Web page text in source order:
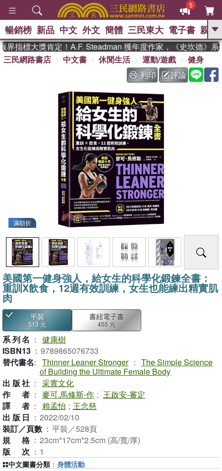
5
GO
熱搜： 東野圭吾 、 高希均教授回憶錄
The Odyssey 、 父親節 、 如果歷
史是一群喵 、 暑期推薦 、 國際布克
獎 臺灣漫遊錄 、 方念華
登輝時代 、 數學女孩：黎曼猜想
偉大的迷走神經
暢銷榜 新品 中文 外文 簡體 三民東大 電子書 親子
指標大獎肯定！A.F. Steadman 獲年度作家，《史坎德》系列
三民網路書店
中文書 休閒生活 運動/遊戲
健身
列印
評論
滿額折
美國第一健身強人，給女生的科學化鍛鍊全書：
重訓X飲食，12週有效訓練，女生也能練出精實肌
肉
平裝
513 元
書紐電子書
455 元
系列名 ： 健康樹
ISBN13 ： 9789865076733
替代書名： Thinner Leaner Stronger ： The Simple Science
of Building the Ultimate Female Body
出版社 ： 采實文化
作者 ： 麥可.馬修斯-作 ; 王啟安-審定
譯者 ： 賴孟怡 ; 王念慈
出版日 ： 2022/02/10
裝訂／頁數 ： 平裝／528頁
規格 ： 23cm*17cm*2.5cm (高/寬/厚)
版次 ： 1
中文圖書分類 ： 身體活動